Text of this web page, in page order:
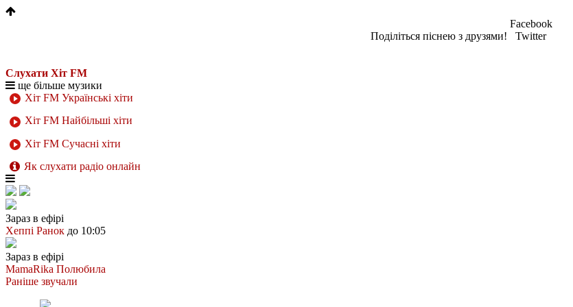
Поділіться піснею з друзями!
Facebook
Twitter
Слухати Хіт FM
ще більше музики
Хіт FM Українські хіти
Хіт FM Найбільші хіти
Хіт FM Сучасні хіти
Як слухати радіо онлайн
Зараз в ефірі
Хеппі Ранок до 10:05
Зараз в ефірі
MamaRika Полюбила
Раніше звучали